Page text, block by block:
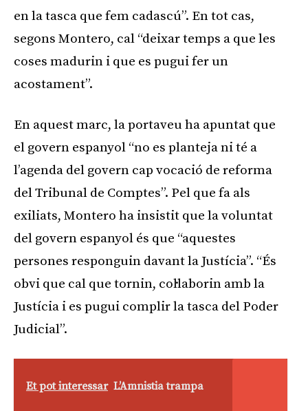
en la tasca que fem cadascú”. En tot cas,
segons Montero, cal “deixar temps a que les
coses madurin i que es pugui fer un
acostament”.
En aquest marc, la portaveu ha apuntat que
el govern espanyol “no es planteja ni té a
l’agenda del govern cap vocació de reforma
del Tribunal de Comptes”. Pel que fa als
exiliats, Montero ha insistit que la voluntat
del govern espanyol és que “aquestes
persones responguin davant la Justícia”. “És
obvi que cal que tornin, col·laborin amb la
Justícia i es pugui complir la tasca del Poder
Judicial”.
Et pot interessar L’Amnistia trampa